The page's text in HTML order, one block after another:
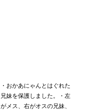
・おかあにゃんとはぐれた
兄妹を保護しました。・左
がメス、右がオスの兄妹、